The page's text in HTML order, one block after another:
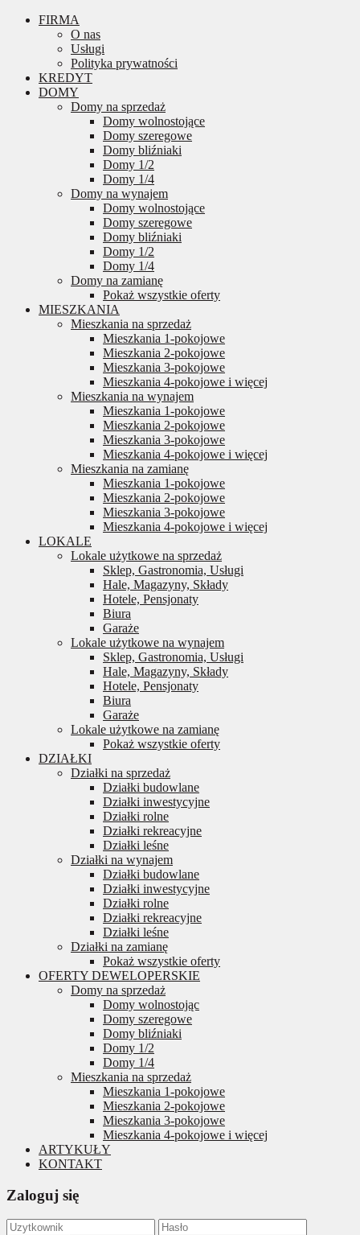
FIRMA
O nas
Usługi
Polityka prywatności
KREDYT
DOMY
Domy na sprzedaż
Domy wolnostojące
Domy szeregowe
Domy bliźniaki
Domy 1/2
Domy 1/4
Domy na wynajem
Domy wolnostojące
Domy szeregowe
Domy bliźniaki
Domy 1/2
Domy 1/4
Domy na zamianę
Pokaż wszystkie oferty
MIESZKANIA
Mieszkania na sprzedaż
Mieszkania 1-pokojowe
Mieszkania 2-pokojowe
Mieszkania 3-pokojowe
Mieszkania 4-pokojowe i więcej
Mieszkania na wynajem
Mieszkania 1-pokojowe
Mieszkania 2-pokojowe
Mieszkania 3-pokojowe
Mieszkania 4-pokojowe i więcej
Mieszkania na zamianę
Mieszkania 1-pokojowe
Mieszkania 2-pokojowe
Mieszkania 3-pokojowe
Mieszkania 4-pokojowe i więcej
LOKALE
Lokale użytkowe na sprzedaż
Sklep, Gastronomia, Usługi
Hale, Magazyny, Składy
Hotele, Pensjonaty
Biura
Garaże
Lokale użytkowe na wynajem
Sklep, Gastronomia, Usługi
Hale, Magazyny, Składy
Hotele, Pensjonaty
Biura
Garaże
Lokale użytkowe na zamianę
Pokaż wszystkie oferty
DZIAŁKI
Działki na sprzedaż
Działki budowlane
Działki inwestycyjne
Działki rolne
Działki rekreacyjne
Działki leśne
Działki na wynajem
Działki budowlane
Działki inwestycyjne
Działki rolne
Działki rekreacyjne
Działki leśne
Działki na zamianę
Pokaż wszystkie oferty
OFERTY DEWELOPERSKIE
Domy na sprzedaż
Domy wolnostojąc
Domy szeregowe
Domy bliźniaki
Domy 1/2
Domy 1/4
Mieszkania na sprzedaż
Mieszkania 1-pokojowe
Mieszkania 2-pokojowe
Mieszkania 3-pokojowe
Mieszkania 4-pokojowe i więcej
ARTYKUŁY
KONTAKT
Zaloguj się